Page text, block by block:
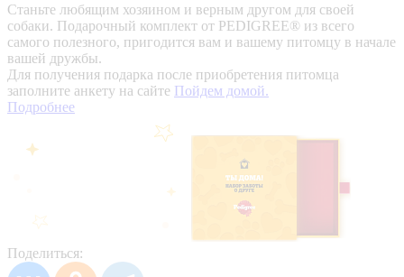
Станьте любящим хозяином и верным другом для своей
собаки. Подарочный комплект от PEDIGREE® из всего
самого полезного, пригодится вам и вашему питомцу в начале
вашей дружбы.
Для получения подарка после приобретения питомца
заполните анкету на сайте Пойдем домой.
Подробнее
Поделиться: